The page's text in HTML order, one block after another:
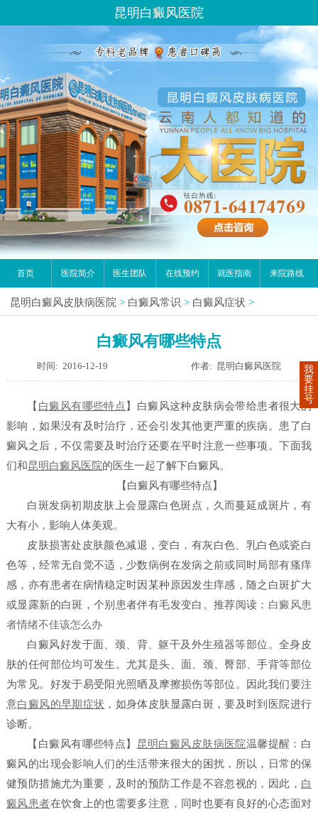
昆明白癜风医院
首页 医院简介 医生团队 在线预约 就医指南 来院路线
昆明白癜风皮肤病医院 > 白癜风常识 > 白癜风症状 >
白癜风有哪些特点
时间: 2016-12-19 作者: 昆明白癜风医院
【 白癜风有哪些特点 】 白癜风这种皮肤病会带给患者很大的
影响，如果没有及时治疗，还会引发其他更严重的疾病。患了白
癜风之后，不仅需要及时治疗还要在平时注意一些事项。下面我
们和昆明白癜风医院的医生一起了解下白癜风。
【白癜风有哪些特点】
白斑发病初期皮肤上会显露白色斑点，久而蔓延成斑片，有
大有小，影响人体美观。
皮肤损害处皮肤颜色减退，变白，有灰白色、乳白色或瓷白
色等，经常无自觉不适，少数病例在发病之前或同时局部有瘙痒
感，亦有患者在病情稳定时因某种原因发生痒感，随之白斑扩大
或显露新的白斑，个别患者伴有毛发变白。 推荐阅读： 白癜风患
者情绪不佳该怎么办
白癜风好发于面、颈、背、躯干及外生殖器等部位。全身皮
肤的任何部位均可发生。尤其是头、面、颈、臀部、手背等部位
为常见。好发于易受阳光照晒及摩擦损伤等部位。因此我们要注
意白癜风的早期症状 ，如身体皮肤显露白斑，要及时到医院进行
诊断。
【白癜风有哪些特点】 昆明白癜风皮肤病医院温馨提醒：白
癜风的出现会影响人们的生活带来很大的困扰，所以，日常的保
健预防措施尤为重要，及时的预防工作是不容忽视的，因此， 白
癜风患者在饮食上的也需要多注意，同时也要有良好的心态面对
我
要
挂
号